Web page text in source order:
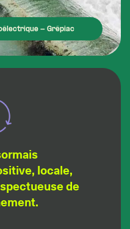
- Grépiac
locale,
de